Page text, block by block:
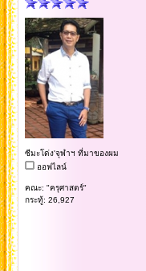
ซีมะโด่ง'จุฬาฯ ที่มาของผม
ออฟไลน์
คณะ: "ครุศาสตร์"
กระทู้: 26,927